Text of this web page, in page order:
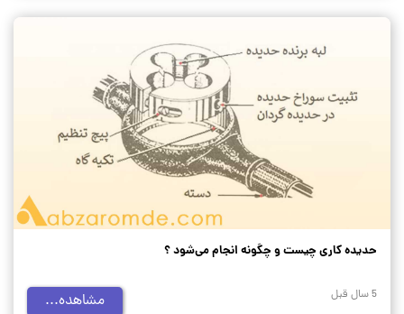
حدیده کاری چیست و چگونه انجام می‌شود ؟
5 سال قبل مشاهده...